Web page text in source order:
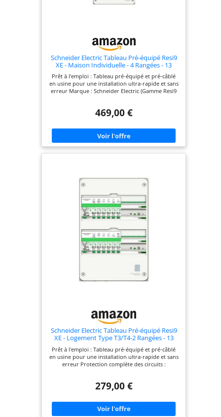
Schneider Electric Tableau Pré-équipé Resi9
XE - Maison Individuelle - 4 Rangées - 13
Modules - 52 Modules - IP30 - NF C 15-100 -
R9HPNFC15145M
Prêt à l'emploi : Tableau pré-équipé et pré-câblé
en usine pour une installation ultra-rapide et sans
erreur Marque : Schneider Electric (Gamme Resi9
certifiée : Protection complète contre les chocs
à la norme NF C 15-100 Capacité évolutive :
Grande capacité de 52 modules répartis sur 4
rangées permettant d'ajouter facilement de
nouveaux circuits électriques Contenu complet :
469,00 €
Schneider Electric Tableau Pré-équipé Resi9
XE - Logement Type T3/T4-2 Rangées - 13
Modules - R9HPNFC15127P
Prêt à l'emploi : Tableau pré-équipé et pré-câblé
en usine pour une installation ultra-rapide et sans
erreur Protection complète des circuits :
des circuits domestiques de votre logement
Comprend 12 disjoncteurs (3x10A, 5x16A, 3x20A,
1x32A) et 2 interrupteurs différentiels 63A (1x63A
279,00 €